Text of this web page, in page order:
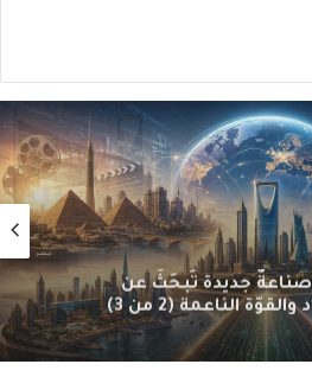
صناعةٌ جديدة تَبحَثُ عن
الناعمة (1 من 3)